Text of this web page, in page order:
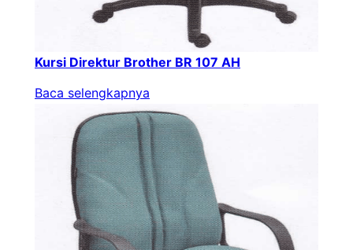
Kursi Direktur Brother BR 107 AH
Baca selengkapnya